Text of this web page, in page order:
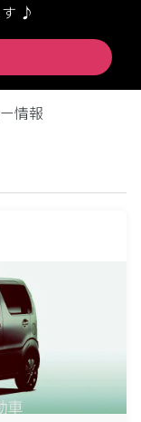
♪
情報